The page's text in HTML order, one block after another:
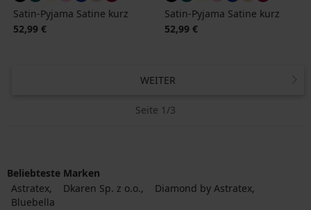
Satin-Pyjama Satine kurz
52,99 €
Satin-Pyjama Satine kurz
52,99 €
WEITER
Seite 1/3
Beliebteste Marken
Astratex
Dkaren Sp. z o.o.
Diamond by Astratex
Bluebella